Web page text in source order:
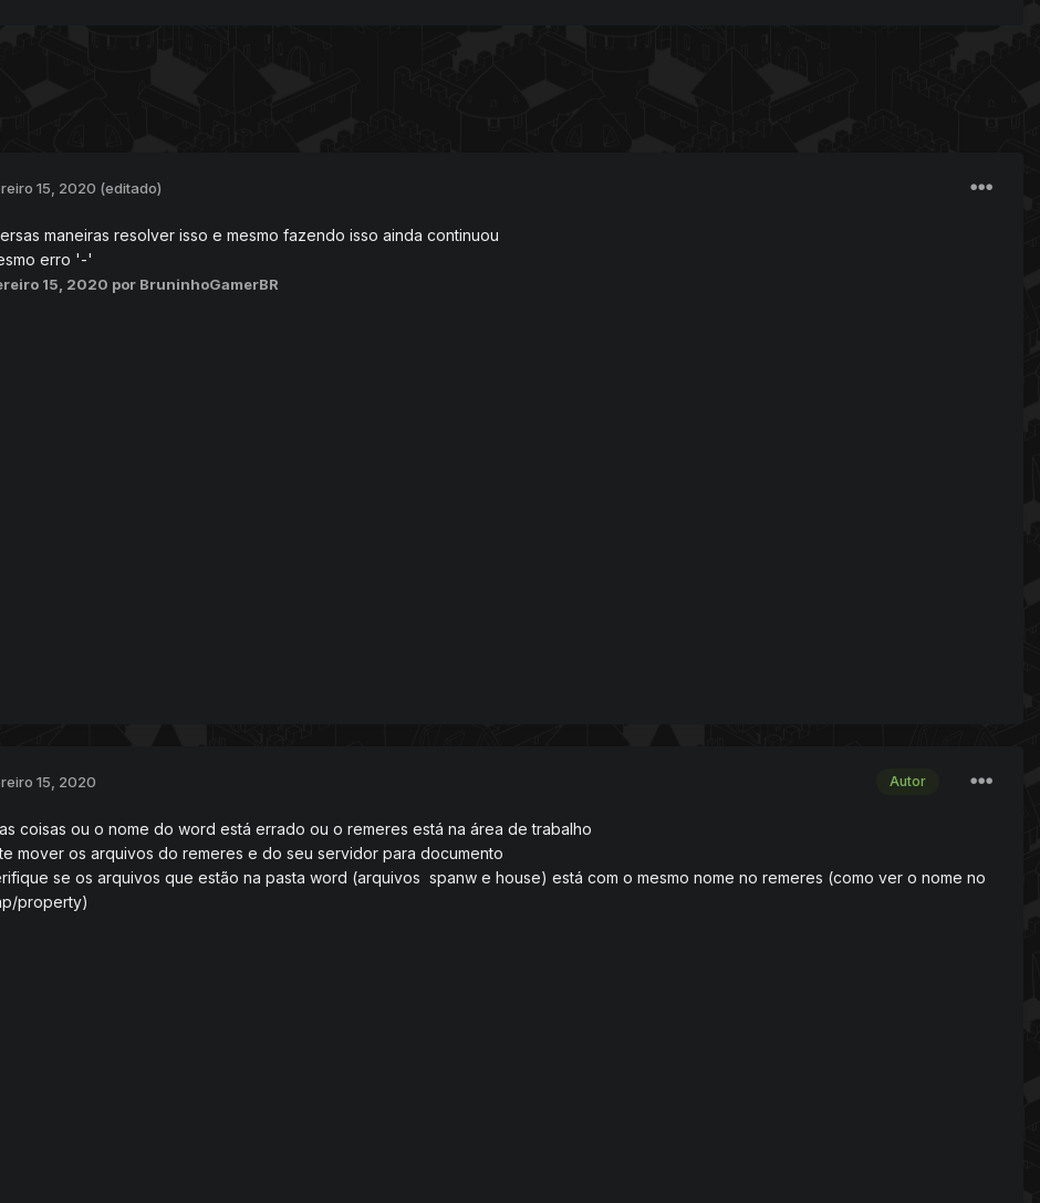
15, 2020 (editado)
maneiras resolver isso e mesmo fazendo isso ainda continuou
erro '-'
15, 2020 por BruninhoGamerBR
Autor
15, 2020
coisas ou o nome do word está errado ou o remeres está na área de trabalho
mover os arquivos do remeres e do seu servidor para documento
se os arquivos que estão na pasta word (arquivos spanw e house) está com o mesmo nome no remeres (como ver o nome no
property)